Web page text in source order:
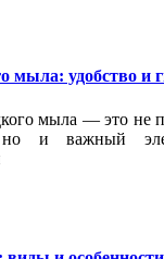
мыла: удобство и
мыла — это не
но и важный